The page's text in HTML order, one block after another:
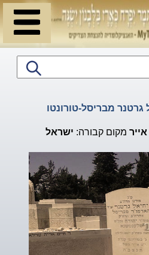
גרטנר מבריסל-טורונטו
אייר מקום קבורה: ישראל